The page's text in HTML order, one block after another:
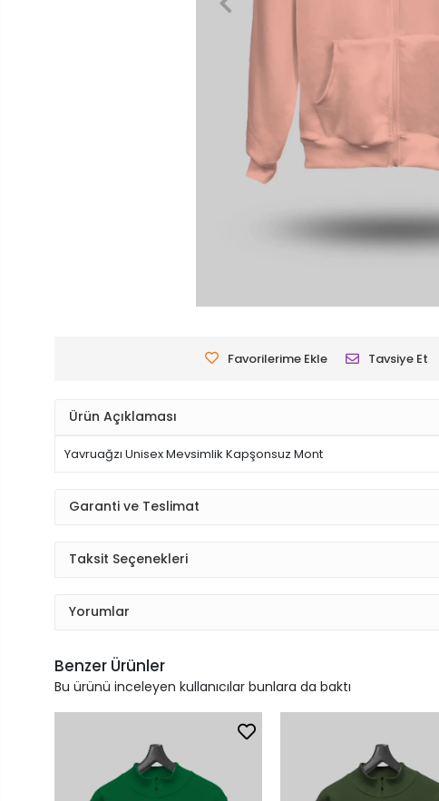
Favorilerime Ekle Tavsiye Et
Ürün Açıklaması
Yavruağzı Unisex Mevsimlik Kapşonsuz Mont
Garanti ve Teslimat
Taksit Seçenekleri
Yorumlar
Benzer Ürünler
Bu ürünü inceleyen kullanıcılar bunlara da baktı